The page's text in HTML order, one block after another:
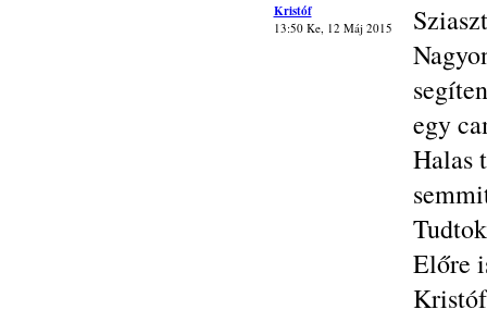
Kristóf
13:50 Ke, 12 Máj 2015
egy
Halas
Előre
Kristóf